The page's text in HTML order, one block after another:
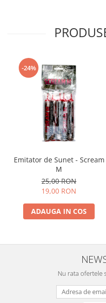
-24%
Emitator de Sunet - Scream
M
25,00 RON
19,00 RON
ADAUGA IN COS
Nu rata ofertele